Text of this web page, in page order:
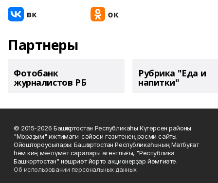
Партнеры
Фотобанк
журналистов РБ
Рубрика "Еда и
напитки"
© 2015-2026 Башҡортостан Республикаһы Күгәрсен районы
"Мораҙым" ижтимағи-сәйәси гәзитенең рәсми сайты.
Ойоштороусылары: Башҡортостан Республикаһының Матбуғат
һәм киң мәғлүмәт саралары агентлығы, "Республика
Башкортостан" нәшриәт йорто акционерҙар йәмғиәте.
Об использовании персональных данных